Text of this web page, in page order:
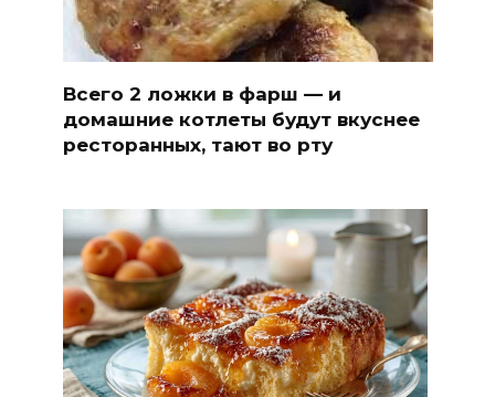
Всего 2 ложки в фарш — и
домашние котлеты будут вкуснее
ресторанных, тают во рту